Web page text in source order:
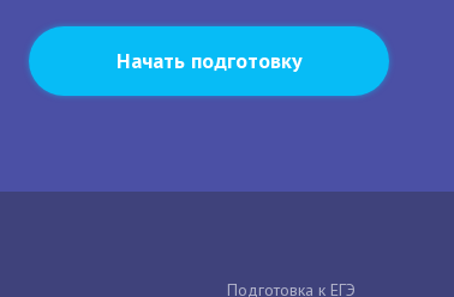
Начать подготовку
Подготовка к ЕГЭ